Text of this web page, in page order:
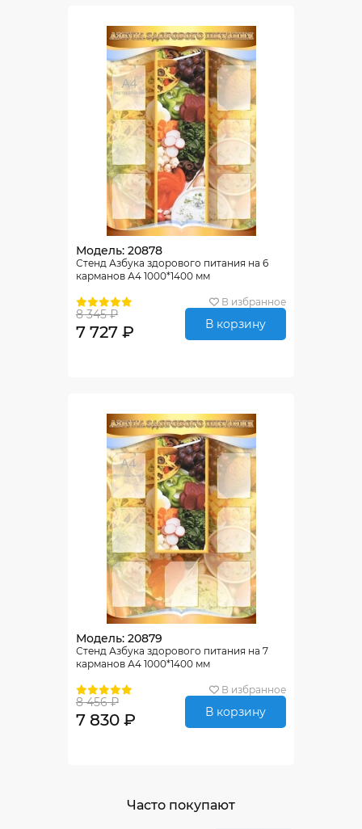
Модель: 20878
Стенд Азбука здорового питания на 6
карманов А4 1000*1400 мм
В избранное
8 345 ₽
7 727 ₽ В корзину
Модель: 20879
Стенд Азбука здорового питания на 7
карманов А4 1000*1400 мм
В избранное
8 456 ₽
7 830 ₽ В корзину
Часто покупают